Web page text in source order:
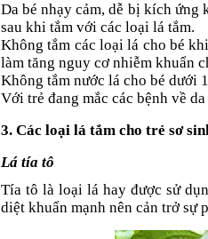
Da bé nhạy cảm, dễ bị kích ứng
sau khi tắm với các loại lá tắm.
Không tắm các loại lá cho bé
làm tăng nguy cơ nhiễm khuẩn
Không tắm nước lá cho bé dưới
Với trẻ đang mắc các bệnh về
3. Các loại lá tắm cho trẻ sơ
Lá tía tô
Tía tô là loại lá hay được sử
diệt khuẩn mạnh nên cản trở sự